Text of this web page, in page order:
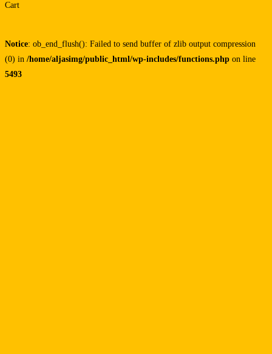
Cart
Notice: ob_end_flush(): Failed to send buffer of zlib output compression
(0) in /home/aljasimg/public_html/wp-includes/functions.php on line
5493